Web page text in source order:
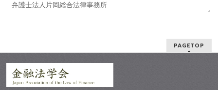
弁護士法人片岡総合法律事務所
PAGETOP